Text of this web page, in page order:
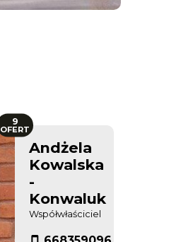
Andżela
Kowalska
-
Konwaluk
Współwłaściciel
9
OFERT